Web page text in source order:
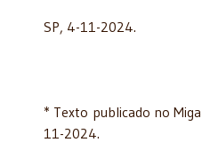
SP, 4-11-2024.
* Texto publicado no
11-2024.